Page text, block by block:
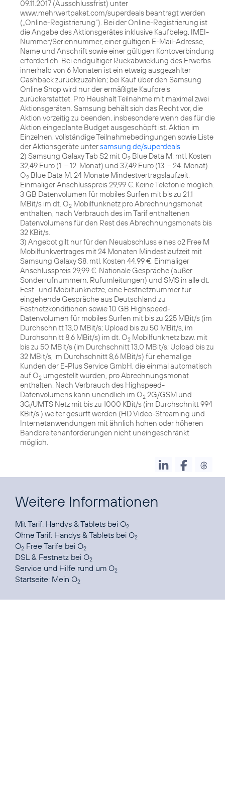
09.11.2017 (Ausschlussfrist) unter
www.mehrwertpaket.com/superdeals beantragt werden
(„Online-Registrierung“). Bei der Online-Registrierung ist
die Angabe des Aktionsgerätes inklusive Kaufbeleg, IMEI-
Nummer/Seriennummer, einer gültigen E-Mail-Adresse,
Name und Anschrift sowie einer gültigen Kontoverbindung
erforderlich. Bei endgültiger Rückabwicklung des Erwerbs
innerhalb von 6 Monaten ist ein etwaig ausgezahlter
Cashback zurückzuzahlen; bei Kauf über den Samsung
Online Shop wird nur der ermäßigte Kaufpreis
zurückerstattet. Pro Haushalt Teilnahme mit maximal zwei
Aktionsgeräten. Samsung behält sich das Recht vor, die
Aktion vorzeitig zu beenden, insbesondere wenn das für die
Aktion eingeplante Budget ausgeschöpft ist. Aktion im
Einzelnen, vollständige Teilnahmebedingungen sowie Liste
der Aktionsgeräte untersamsung.de/superdeals
2) Samsung Galaxy Tab S2 mit O2 Blue Data M: mtl. Kosten
32,49 Euro (1. – 12. Monat) und 37,49 Euro (13. – 24. Monat).
O2 Blue Data M: 24 Monate Mindestvertragslaufzeit.
Einmaliger Anschlusspreis 29,99 €. Keine Telefonie möglich.
3 GB Datenvolumen für mobiles Surfen mit bis zu 21,1
MBit/s im dt. O2 Mobilfunknetz pro Abrechnungsmonat
enthalten, nach Verbrauch des im Tarif enthaltenen
Datenvolumens für den Rest des Abrechnungsmonats bis
32 KBit/s.
3) Angebot gilt nur für den Neuabschluss eines o2 Free M
Mobilfunkvertrages mit 24 Monaten Mindestlaufzeit mit
Samsung Galaxy S8, mtl. Kosten 44,99 €. Einmaliger
Anschlusspreis 29,99 €. Nationale Gespräche (außer
Sonderrufnummern, Rufumleitungen) und SMS in alle dt.
Fest- und Mobilfunknetze, eine Festnetznummer für
eingehende Gespräche aus Deutschland zu
Festnetzkonditionen sowie 10 GB Highspeed-
Datenvolumen für mobiles Surfen mit bis zu 225 MBit/s (im
Durchschnitt 13,0 MBit/s; Upload bis zu 50 MBit/s, im
Durchschnitt 8,6 MBit/s) im dt. O2 Mobilfunknetz bzw. mit
bis zu 50 MBit/s (im Durchschnitt 13,0 MBit/s; Upload bis zu
32 MBit/s, im Durchschnitt 8,6 MBit/s) für ehemalige
Kunden der E-Plus Service GmbH, die einmal automatisch
auf O2 umgestellt wurden, pro Abrechnungsmonat
enthalten. Nach Verbrauch des Highspeed-
Datenvolumens kann unendlich im O2 2G/GSM und
3G/UMTS Netz mit bis zu 1000 KBit/s (im Durchschnitt 994
KBit/s ) weiter gesurft werden (HD Video-Streaming und
Internetanwendungen mit ähnlich hohen oder höheren
Bandbreitenanforderungen nicht uneingeschränkt
möglich.
Weitere Informationen
Mit Tarif: Handys & Tablets bei O2
Ohne Tarif: Handys & Tablets bei O2
O2 Free Tarife bei O2
DSL & Festnetz bei O2
Service und Hilfe rund um O2
Startseite: Mein O2